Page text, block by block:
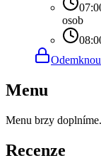
osob
Menu
Menu brzy doplníme.
Recenze